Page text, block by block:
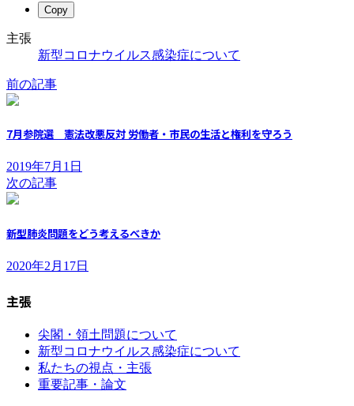
Copy
主張
新型コロナウイルス感染症について
前の記事
7月参院選 憲法改悪反対 労働者・市民の生活と権利を守ろう
2019年7月1日
次の記事
新型肺炎問題をどう考えるべきか
2020年2月17日
主張
尖閣・領土問題について
新型コロナウイルス感染症について
私たちの視点・主張
重要記事・論文